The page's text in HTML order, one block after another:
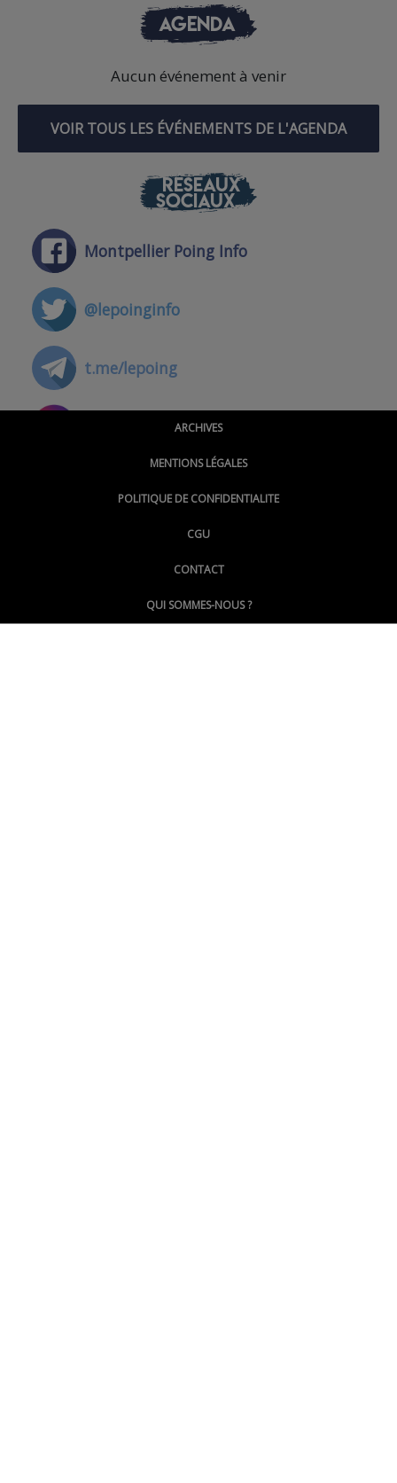
AGENDA
Aucun événement à venir
VOIR TOUS LES ÉVÉNEMENTS DE L'AGENDA
RÉSEAUX
SOCIAUX
Montpellier Poing Info
@lepoinginfo
t.me/lepoing
@montpellierpoinginfo
@LePoingMontpellier
ARCHIVES
MENTIONS LÉGALES
POLITIQUE DE CONFIDENTIALITE
CGU
CONTACT
QUI SOMMES-NOUS ?